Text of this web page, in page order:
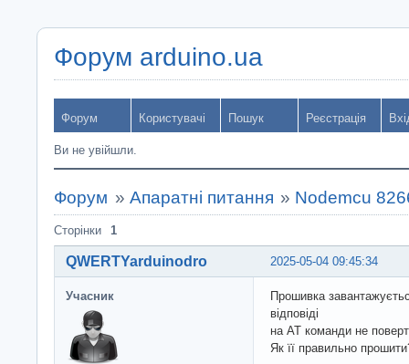
Форум arduino.ua
Форум Користувачі Пошук Реєстрація
Ви не увійшли.
Форум » Апаратні питання » Nodemcu
Сторінки 1
2025-05-04 09:45:34
QWERTYarduinodro
Учасник
Прошивка
відповіді
на AT команди не
Як її правильно